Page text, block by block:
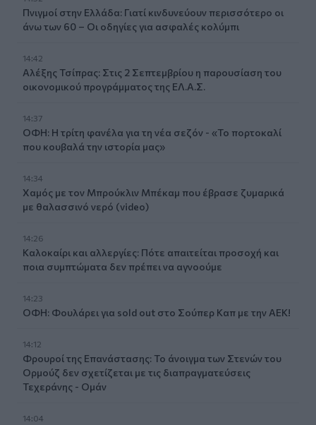
Πνιγμοί στην Ελλάδα: Γιατί κινδυνεύουν περισσότερο οι
άνω των 60 – Οι οδηγίες για ασφαλές κολύμπι
14:42
Αλέξης Τσίπρας: Στις 2 Σεπτεμβρίου η παρουσίαση του
οικονομικού προγράμματος της ΕΛ.Α.Σ.
14:37
ΟΦΗ: Η τρίτη φανέλα για τη νέα σεζόν - «Το πορτοκαλί
που κουβαλά την ιστορία μας»
14:34
Χαμός με τον Μπρούκλιν Μπέκαμ που έβρασε ζυμαρικά
με θαλασσινό νερό (video)
14:26
Καλοκαίρι και αλλεργίες: Πότε απαιτείται προσοχή και
ποια συμπτώματα δεν πρέπει να αγνοούμε
14:23
ΟΦΗ: Φουλάρει για sold out στο Σούπερ Καπ με την ΑΕΚ!
14:12
Φρουροί της Επανάστασης: Το άνοιγμα των Στενών του
Ορμούζ δεν σχετίζεται με τις διαπραγματεύσεις
Τεχεράνης - Ομάν
14:04